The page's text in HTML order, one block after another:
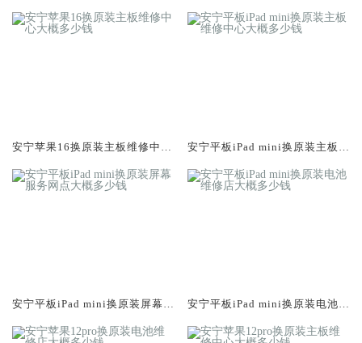
安宁苹果16换原装主板维修中心
安宁平板iPad mini换原装主板维
安宁平板iPad mini换原装屏幕服
安宁平板iPad mini换原装电池维